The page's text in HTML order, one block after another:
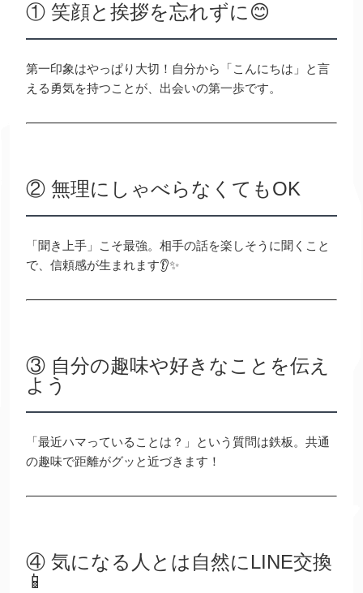
① 笑顔と挨拶を忘れずに😊
第一印象はやっぱり大切！自分から「こんにちは」と言
える勇気を持つことが、出会いの第一歩です。
② 無理にしゃべらなくてもOK
「聞き上手」こそ最強。相手の話を楽しそうに聞くこと
で、信頼感が生まれます👂✨
③ 自分の趣味や好きなことを伝え
よう
「最近ハマっていることは？」という質問は鉄板。共通
の趣味で距離がグッと近づきます！
④ 気になる人とは自然にLINE交換
📱